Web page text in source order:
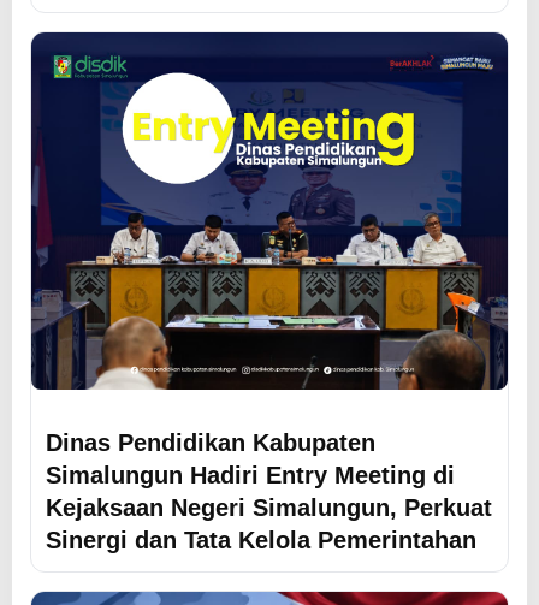
Dinas Pendidikan Kabupaten
Simalungun Hadiri Entry Meeting di
Kejaksaan Negeri Simalungun, Perkuat
Sinergi dan Tata Kelola Pemerintahan